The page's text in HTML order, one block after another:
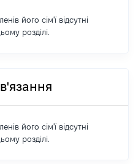
його сім'ї відсутні
розділі.
його сім'ї відсутні
розділі.